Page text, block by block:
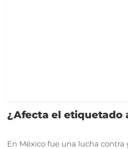
¿Afecta el etiquetado
En México fue una lucha contra